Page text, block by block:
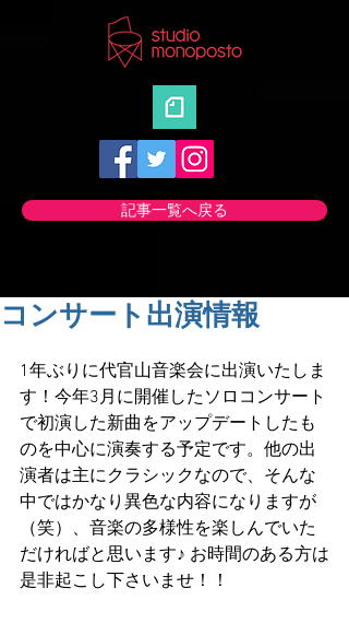
記事一覧へ戻る
コンサート出演情報
1年ぶりに代官山音楽会に出演いたしま
す！今年3月に開催したソロコンサート
で初演した新曲をアップデートしたも
のを中心に演奏する予定です。他の出
演者は主にクラシックなので、そんな
中ではかなり異色な内容になりますが
（笑）、音楽の多様性を楽しんでいた
だければと思います♪ お時間のある方は
是非起こし下さいませ！！